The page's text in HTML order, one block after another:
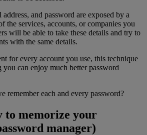
and password are exposed by a
the services, accounts, or companies you
will be able to take these details and try to
with the same details.
for every account you use, this technique
can enjoy much better password
remember each and every password?
to memorize your
manager)